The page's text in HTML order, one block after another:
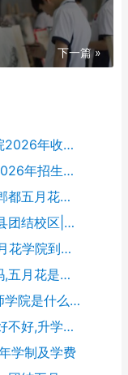
下一篇 »
【五月花学费】四川五月花技师学院2026年收费标准及招生专业
【报考指南】四川五月花技师学院2026年招生简章及学费表
四川五月花技师学院团结校区地址,郫都五月花校园环境好不好
四川五月花技师学院有几个校区,郫县团结校区|金堂校区|康定分校
四川五月花技师学院怎么样|成都五月花学院到底好不好
四川五月花技师学院是希望集团的吗,五月花是哪个集团的
成都希望职业学校与四川五月花技师学院是什么关系
升学班,四川五月花技师学院升学班好不好,升学率高吗|升学保障
学制及学费